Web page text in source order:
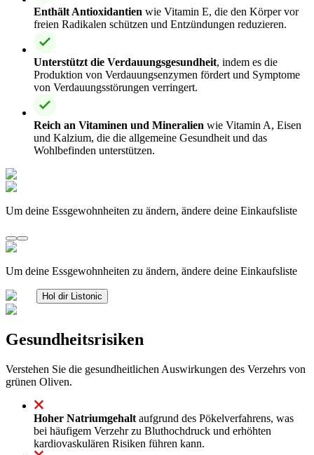
Enthält Antioxidantien wie Vitamin E, die den Körper vor
freien Radikalen schützen und Entzündungen reduzieren.
Unterstützt die Verdauungsgesundheit, indem es die
Produktion von Verdauungsenzymen fördert und Symptome
von Verdauungsstörungen verringert.
Reich an Vitaminen und Mineralien wie Vitamin A, Eisen
und Kalzium, die die allgemeine Gesundheit und das
Wohlbefinden unterstützen.
Um deine Essgewohnheiten zu ändern, ändere deine Einkaufsliste
Um deine Essgewohnheiten zu ändern, ändere deine Einkaufsliste
Hol dir Listonic
Gesundheitsrisiken
Verstehen Sie die gesundheitlichen Auswirkungen des Verzehrs von
grünen Oliven.
Hoher Natriumgehalt aufgrund des Pökelverfahrens, was
bei häufigem Verzehr zu Bluthochdruck und erhöhten
kardiovaskulären Risiken führen kann.